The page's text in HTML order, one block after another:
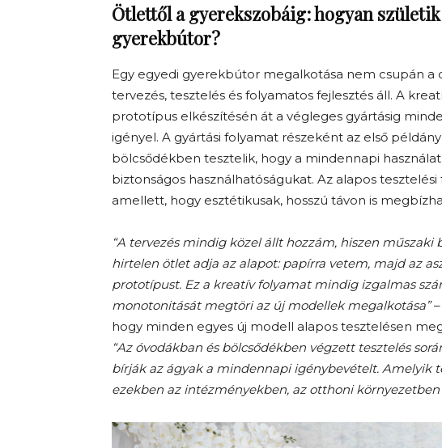
Ötlettől a gyerekszobáig: hogyan
gyerekbútor?
Egy egyedi gyerekbútor megalkotása nem csupán a
tervezés, tesztelés és folyamatos fejlesztés áll. A
prototípus elkészítésén át a végleges gyártásig
igényel. A gyártási folyamat részeként az első
bölcsődékben tesztelik, hogy a mindennapi
biztonságos használhatóságukat. Az alapos
amellett, hogy esztétikusak, hosszú távon is
“A tervezés mindig közel állt hozzám, hiszen műszaki
hirtelen ötlet adja az alapot: papírra vetem, majd az
prototípust. Ez a kreatív folyamat mindig izgalmas
monotonitását megtöri az új modellek megalkotása”
hogy minden egyes új modell alapos tesztelésen
“Az óvodákban és bölcsődékben végzett tesztelés
bírják az ágyak a mindennapi igénybevételt. Amelyik
ezekben az intézményekben, az otthoni környezetben